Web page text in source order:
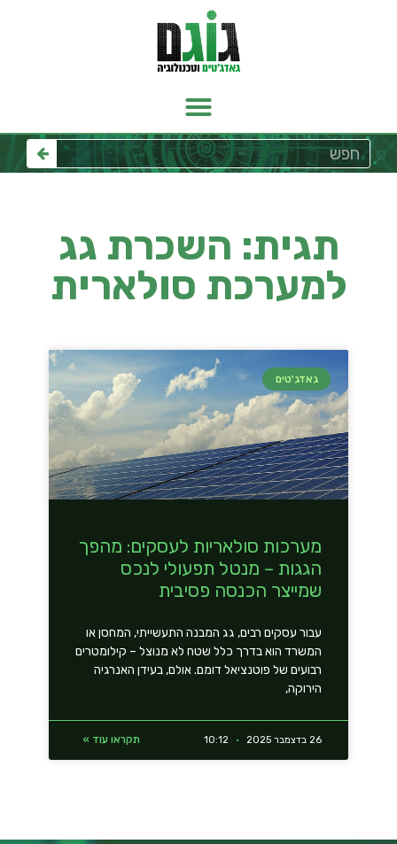
תגית: השכרת גג
למערכת סולארית
גאדג'טים
מערכות סולאריות לעסקים: מהפך
הגגות – מנטל תפעולי לנכס
שמייצר הכנסה פסיבית
עבור עסקים רבים, גג המבנה התעשייתי, המחסן או
המשרד הוא בדרך כלל שטח לא מנוצל – קילומטרים
רבועים של פוטנציאל דומם. אולם, בעידן האנרגיה
הירוקה,
תקראו עוד » 26 בדצמבר 2025